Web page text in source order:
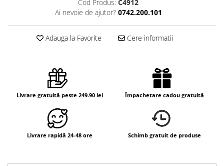
Cod Produs: C4912
Ai nevoie de ajutor? 0742.200.101
Adauga la Favorite Cere informatii
Livrare gratuită peste 249.90 lei Împachetare cadou gratuită
Livrare rapidă 24-48 ore Schimb gratuit de produse